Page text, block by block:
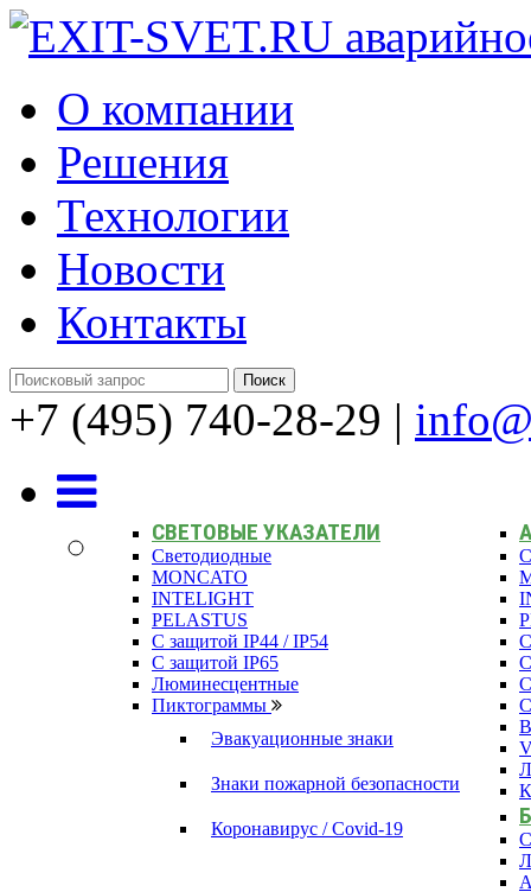
О компании
Решения
Технологии
Новости
Контакты
+7 (495) 740-28-29 |
СВЕТОВЫЕ УКАЗАТЕЛИ
Светодиодные
MONCATO
INTELIGHT
PELASTUS
С защитой IP44 / IP54
С защитой IP65
Люминесцентные
Пиктограммы
Эвакуационные знаки
Знаки пожарной безопасности
Коронавирус / Covid-19